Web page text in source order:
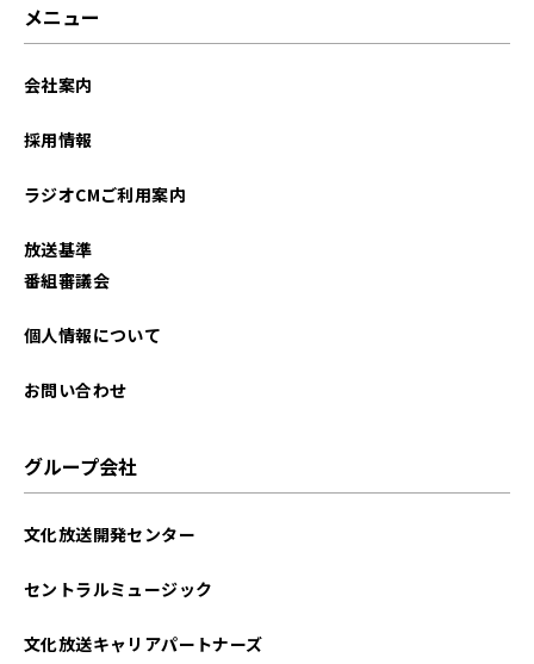
2025年07月
2025年04月
メニュー
会社案内
採用情報
ラジオCMご利用案内
放送基準
番組審議会
個人情報について
お問い合わせ
グループ会社
文化放送開発センター
セントラルミュージック
文化放送キャリアパートナーズ